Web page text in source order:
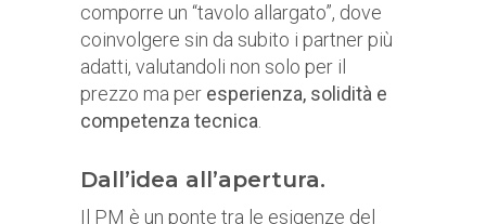
comporre un “tavolo allargato”, dove
coinvolgere sin da subito i partner più
adatti, valutandoli non solo per il
prezzo ma per esperienza, solidità e
competenza tecnica
Dall’idea all’apertura.
Il PM è un ponte tra le esigenze del